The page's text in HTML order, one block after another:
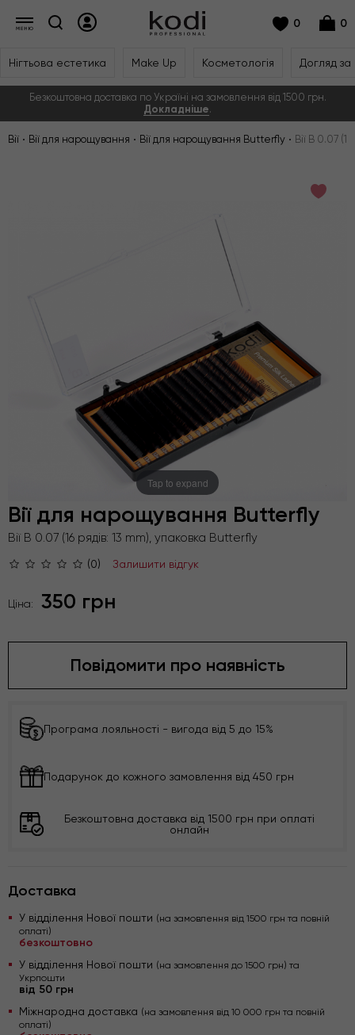
0 0
Нігтьова естетика Make Up Косметологія Догляд
Безкоштовна доставка по Україні на замовлення від 1500 грн.
Докладніше.
Вії Вії для нарощування Вії для нарощування Butterfly Вії B 0.07
Tap to expand
Вії для нарощування Butterfly
Вії B 0.07 (16 рядів: 13 mm), упаковка Butterfly
(0) Залишити відгук
Ціна: 350 грн
Повідомити про наявність
Програма лояльності - вигода від 5 до 15%
Подарунок до кожного замовлення від 450 грн
Безкоштовна доставка від 1500 грн при оплаті
онлайн
Доставка
У відділення Нової пошти (на замовлення від 1500 грн та повній
оплаті)
безкоштовно
У відділення Нової пошти (на замовлення до 1500 грн) та
Укрпошти
від 50 грн
Міжнародна доставка (на замовлення від 10 000 грн та повній
оплаті)